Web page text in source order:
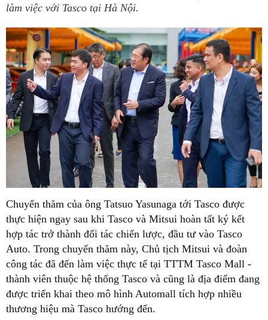
làm việc với Tasco tại Hà Nội.
Chuyến thăm của ông Tatsuo Yasunaga tới Tasco được
thực hiện ngay sau khi Tasco và Mitsui hoàn tất ký kết
hợp tác trở thành đối tác chiến lược, đầu tư vào Tasco
Auto. Trong chuyến thăm này, Chủ tịch Mitsui và đoàn
công tác đã đến làm việc thực tế tại TTTM Tasco Mall -
thành viên thuộc hệ thống Tasco và cũng là địa điểm đang
được triển khai theo mô hình Automall tích hợp nhiều
thương hiệu mà Tasco hướng đến.